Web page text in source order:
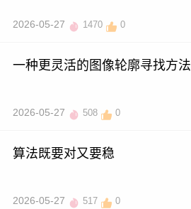
2026-05-27 1470 0
一种更灵活的图像轮廓寻找方法
2026-05-27 508 0
算法既要对又要稳
2026-05-27 517 0